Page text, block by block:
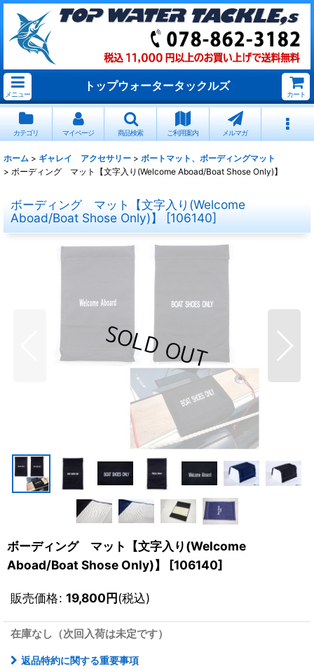
メニュー
トップウォータータックルズ
カート
カテゴリ マイページ 商品検索 ご利用案内 メルマガ
ホーム > ギャレイ アクセサリー > ボートマット、ボーディングマット
> ボーディング マット【文字入り(Welcome Aboad/Boat Shose Only)】
ボーディング マット【文字入り(Welcome
Aboad/Boat Shose Only)】
[106140]
ボーディング マット【文字入り(Welcome
Aboad/Boat Shose Only)】
[106140]
販売価格: 19,800円(税込)
在庫なし（次回入荷は未定です）
返品特約に関する重要事項